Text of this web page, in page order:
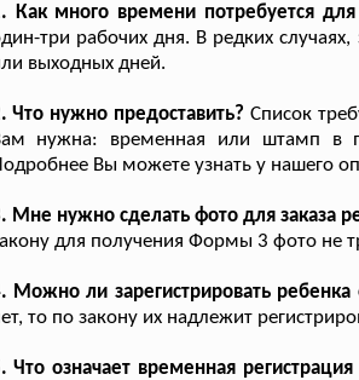
Как много времени потребуется
три рабочих дня. В редких
выходных дней.
Что нужно предоставить? Список
нужна: временная или штамп в
Вы можете узнать у нашего
Мне нужно сделать фото для заказа
для получения Формы 3 фото не
Можно ли зарегистрировать
то по закону их надлежит
Что означает временная